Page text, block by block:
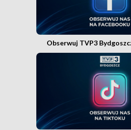
Obserwuj TVP3